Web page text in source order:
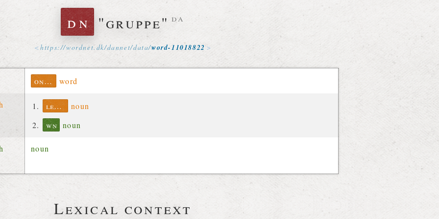
dn "gruppe" da
https://wordnet. dk/dannet/data/word-11018822
ontolex word
lexinfo
noun
wn noun
noun
Lexical context